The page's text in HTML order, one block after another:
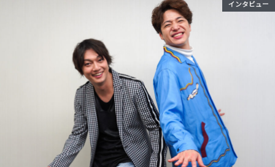
インタビュー